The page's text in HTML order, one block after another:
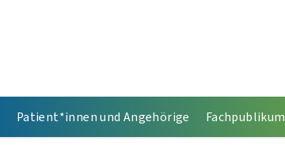
Patient*innen und Angehörige Fachpublikum